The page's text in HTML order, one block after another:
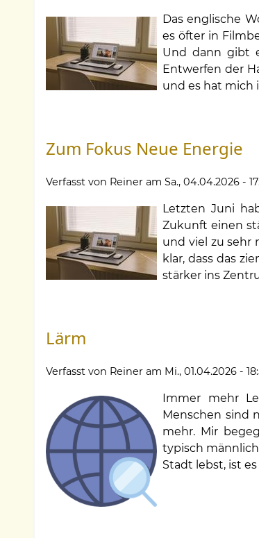
Das englische
es öfter in
Und dann gibt
Entwerfen der
und es hat mich
Zum Fokus Neue Energie
Verfasst von Reiner am Sa., 04.04.2026 -
Letzten Juni
Zukunft einen
und viel zu sehr
klar, dass das
stärker ins
Lärm
Verfasst von Reiner am Mi., 01.04.2026 -
Immer mehr
Menschen sind
mehr. Mir
typisch
Stadt lebst, ist